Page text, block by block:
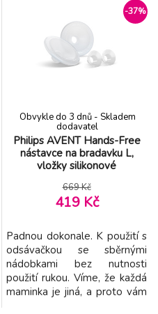
Napodobuje rytmus pití
miminka a díky svému výkonu,
jemnosti a lehkosti je
ideálním pomocníkem pro
odsávání bez nutnosti použití
-37%
Philips AVENT Hands-Free
nástavce na bradavku L,
vložky silikonové
Obvykle do 3 dnů - Skladem
dodavatel
669 Kč
419 Kč
Padnou dokonale. K použití s
odsávačkou se sběrnými
nádobkami bez nutnosti
použití rukou. Víme, že každá
maminka je jiná, a proto vám